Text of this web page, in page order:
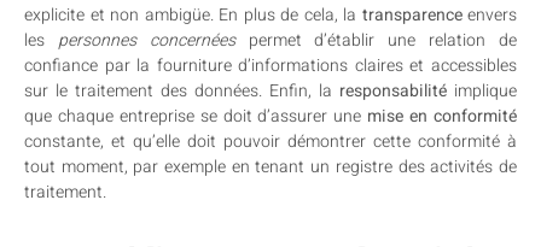
explicite et non ambigüe. En plus de cela, la transparenceenvers
les personnes concernéespermet d’établir une relation de
confiance par la fourniture d’informations claires et accessibles
sur le traitement des données. Enfin, la responsabilité implique
que chaque entreprise se doit d’assurer une mise en conformité
constante, et qu’elle doit pouvoir démontrer cette conformité à
tout moment, par exemple en tenant un registre des activités de
traitement.